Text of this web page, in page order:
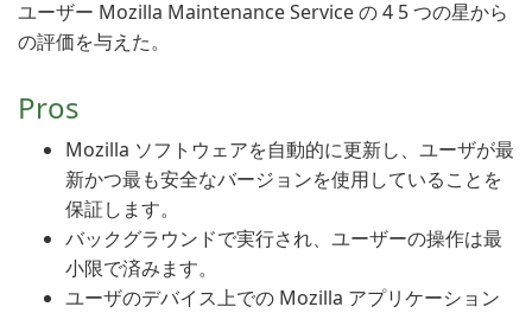
ユーザー Mozilla Maintenance Service の 4 5 つの星から
の評価を与えた。
Pros
Mozilla ソフトウェアを自動的に更新し、ユーザが最
新かつ最も安全なバージョンを使用していることを
保証します。
バックグラウンドで実行され、ユーザーの操作は最
小限で済みます。
ユーザのデバイス上での Mozilla アプリケーション